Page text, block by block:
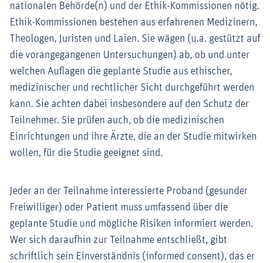
nationalen Behörde(n) und der Ethik-Kommissionen nötig.
Ethik-Kommissionen bestehen aus erfahrenen Medizinern,
Theologen, Juristen und Laien. Sie wägen (u.a. gestützt auf
die vorangegangenen Untersuchungen) ab, ob und unter
welchen Auflagen die geplante Studie aus ethischer,
medizinischer und rechtlicher Sicht durchgeführt werden
kann. Sie achten dabei insbesondere auf den Schutz der
Teilnehmer. Sie prüfen auch, ob die medizinischen
Einrichtungen und ihre Ärzte, die an der Studie mitwirken
wollen, für die Studie geeignet sind.
Jeder an der Teilnahme interessierte Proband (gesunder
Freiwilliger) oder Patient muss umfassend über die
geplante Studie und mögliche Risiken informiert werden.
Wer sich daraufhin zur Teilnahme entschließt, gibt
schriftlich sein Einverständnis (informed consent), das er